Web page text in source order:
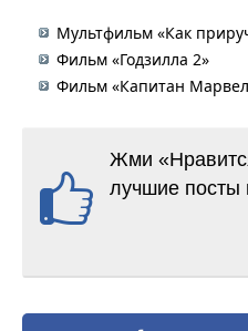
Мультфильм «Как
Фильм «Годзилла 2»
Фильм «Капитан
Жми
лучшие посты